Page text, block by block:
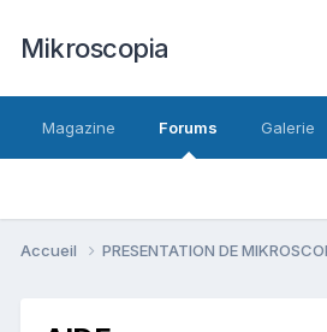
Mikroscopia
Magazine Forums Galerie
Accueil PRESENTATION DE